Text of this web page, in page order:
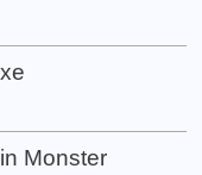
Monster